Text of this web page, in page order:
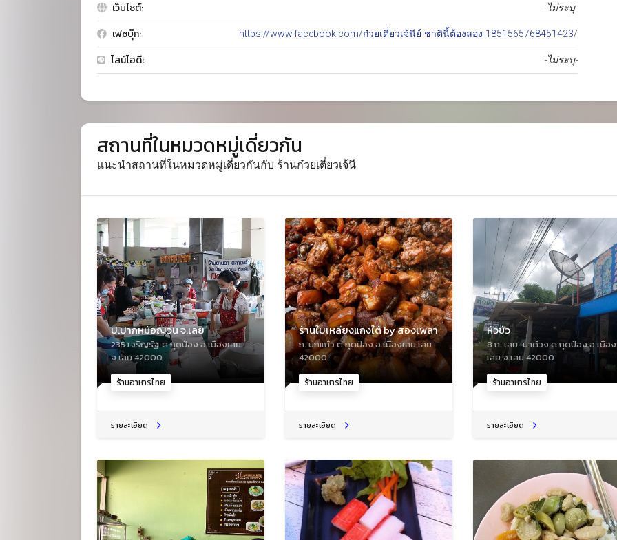
เว็บไซต์: -ไม่ระบุ-
เฟซบุ๊ก: https://www.facebook.com/ก๋วยเตี๋ยวเจ้นีย์-ชาตินี้ต้องลอง-1851565768451423/
ไลน์ไอดี: -ไม่ระบุ-
สถานที่ในหมวดหมู่เดี่ยวกัน
แนะนำสถานที่ในหมวดหมู่เดี่ยวกันกับ ร้านก๋วยเตี๋ยวเจ้นี
ร้านอาหารไทย
ป.ปากหม้อญวน จ.เลย
235 เจริญรัฐ ต.กุดป่อง อ.เมืองเลย
จ.เลย 42000
รายละเอียด
ร้านอาหารไทย
ร้านใบเหลียงแกงใต้ by สองเพลา
ถ. นกแก้ว ต.กุดป่อง อ.เมืองเลย เลย
42000
รายละเอียด
ร้านอาหารไทย
หัวขัว
8 ถ. เลย-นาด้วง ต.กุดป่อง อ.เมือง
เลย จ.เลย 42000
รายละเอียด